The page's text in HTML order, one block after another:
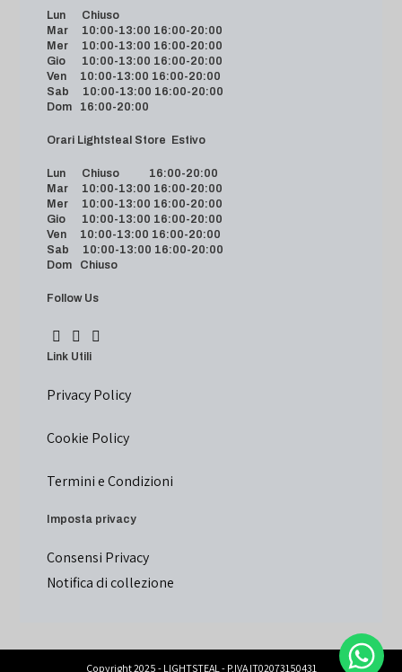
Lun Chiuso
Mar 10:00-13:00 16:00-20:00
Mer 10:00-13:00 16:00-20:00
Gio 10:00-13:00 16:00-20:00
Ven 10:00-13:00 16:00-20:00
Sab 10:00-13:00 16:00-20:00
Dom 16:00-20:00
Orari Lightsteal Store Estivo
Lun Chiuso 16:00-20:00
Mar 10:00-13:00 16:00-20:00
Mer 10:00-13:00 16:00-20:00
Gio 10:00-13:00 16:00-20:00
Ven 10:00-13:00 16:00-20:00
Sab 10:00-13:00 16:00-20:00
Dom Chiuso
Follow Us
Link Utili
Privacy Policy
Cookie Policy
Termini e Condizioni
Imposta privacy
Consensi Privacy
Notifica di collezione
Copyright 2025 - LIGHTSTEAL - P.IVA IT02073150431